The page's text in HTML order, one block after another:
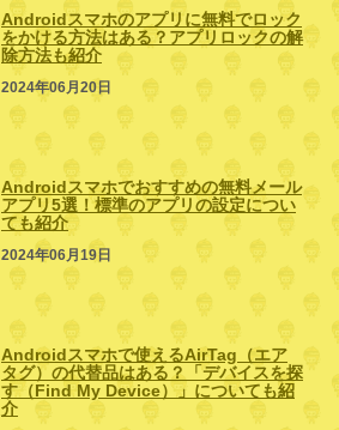
Androidスマホのアプリに無料でロック
をかける方法はある？アプリロックの解
除方法も紹介
2024年06月20日
Androidスマホでおすすめの無料メール
アプリ5選！標準のアプリの設定につい
ても紹介
2024年06月19日
Androidスマホで使えるAirTag（エア
タグ）の代替品はある？「デバイスを探
す（Find My Device）」についても紹
介